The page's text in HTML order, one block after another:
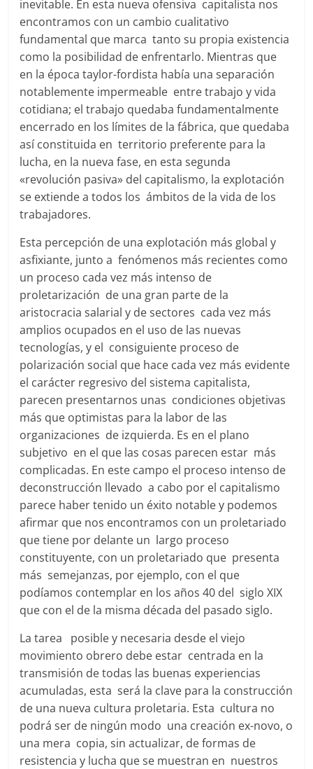
inevitable. En esta nueva ofensiva capitalista nos
encontramos con un cambio cualitativo
fundamental que marca tanto su propia existencia
como la posibilidad de enfrentarlo. Mientras que
en la época taylor-fordista había una separación
notablemente impermeable entre trabajo y vida
cotidiana; el trabajo quedaba fundamentalmente
encerrado en los límites de la fábrica, que quedaba
así constituida en territorio preferente para la
lucha, en la nueva fase, en esta segunda
«revolución pasiva» del capitalismo, la explotación
se extiende a todos los ámbitos de la vida de los
trabajadores.
Esta percepción de una explotación más global y
asfixiante, junto a fenómenos más recientes como
un proceso cada vez más intenso de
proletarización de una gran parte de la
aristocracia salarial y de sectores cada vez más
amplios ocupados en el uso de las nuevas
tecnologías, y el consiguiente proceso de
polarización social que hace cada vez más evidente
el carácter regresivo del sistema capitalista,
parecen presentarnos unas condiciones objetivas
más que optimistas para la labor de las
organizaciones de izquierda. Es en el plano
subjetivo en el que las cosas parecen estar más
complicadas. En este campo el proceso intenso de
deconstrucción llevado a cabo por el capitalismo
parece haber tenido un éxito notable y podemos
afirmar que nos encontramos con un proletariado
que tiene por delante un largo proceso
constituyente, con un proletariado que presenta
más semejanzas, por ejemplo, con el que
podíamos contemplar en los años 40 del siglo XIX
que con el de la misma década del pasado siglo.
La tarea posible y necesaria desde el viejo
movimiento obrero debe estar centrada en la
transmisión de todas las buenas experiencias
acumuladas, esta será la clave para la construcción
de una nueva cultura proletaria. Esta cultura no
podrá ser de ningún modo una creación ex­-novo, o
una mera copia, sin actualizar, de formas de
resistencia y lucha que se muestran en nuestros